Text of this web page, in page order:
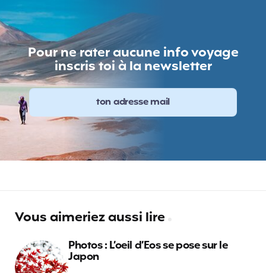
Pour ne rater aucune info voyage
inscris toi à la newsletter
Vous aimeriez aussi lire
Photos : L’oeil d’Eos se pose sur le
Japon